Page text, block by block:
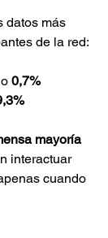
datos más
de la red:
0,7%
mayoría
interactuar
cuando